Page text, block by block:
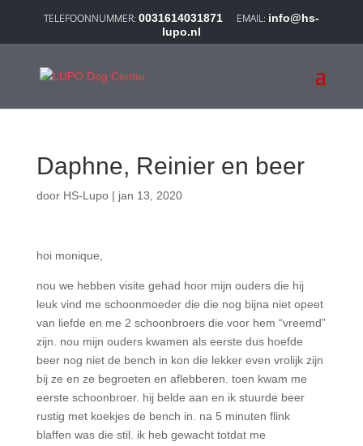
0031614031871
info@hs-
lupo.nl
Daphne, Reinier en beer
door HS-Lupo| jan 13, 2020
hoi monique,
nou we hebben visite gehad hoor mijn ouders die hij
leuk vind me schoonmoeder die die nog bijna niet opeet
van liefde en me 2 schoonbroers die voor hem “vreemd”
zijn. nou mijn ouders kwamen als eerste dus hoefde
beer nog niet de bench in kon die lekker even vrolijk zijn
bij ze en ze begroeten en aflebberen. toen kwam me
eerste schoonbroer. hij belde aan en ik stuurde beer
rustig met koekjes de bench in. na 5 minuten flink
blaffen was die stil. ik heb gewacht totdat me